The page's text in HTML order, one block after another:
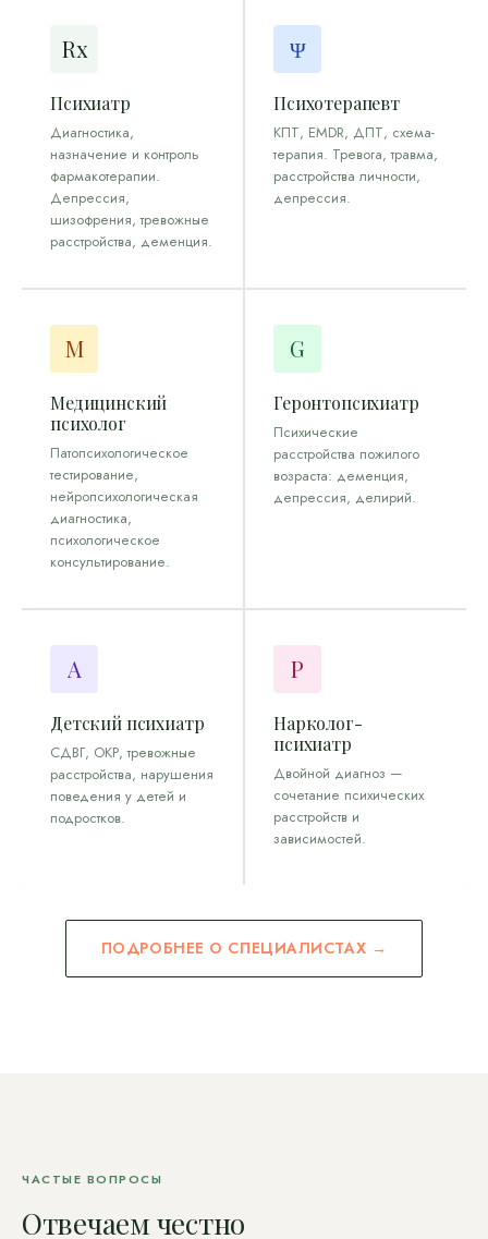
Rx
Психиатр
Диагностика,
назначение и контроль
фармакотерапии.
Депрессия,
шизофрения, тревожные
расстройства, деменция.
Ψ
Психотерапевт
КПТ, EMDR, ДПТ, схема-
терапия. Тревога, травма,
расстройства личности,
депрессия.
M
Медицинский
психолог
Патопсихологическое
тестирование,
нейропсихологическая
диагностика,
психологическое
консультирование.
G
Геронтопсихиатр
Психические
расстройства пожилого
возраста: деменция,
депрессия, делирий.
A
Детский психиатр
СДВГ, ОКР, тревожные
расстройства, нарушения
поведения у детей и
подростков.
P
Нарколог-
психиатр
Двойной диагноз —
сочетание психических
расстройств и
зависимостей.
ПОДРОБНЕЕ О СПЕЦИАЛИСТАХ →
ЧАСТЫЕ ВОПРОСЫ
Отвечаем честно